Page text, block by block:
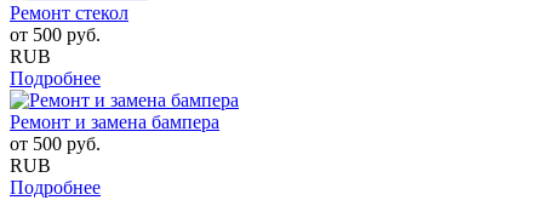
Ремонт стекол
от 500 руб.
RUB
Подробнее
Ремонт и замена бампера
от 500 руб.
RUB
Подробнее